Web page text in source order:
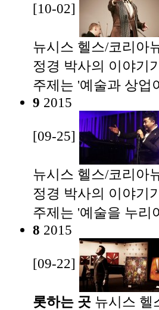
[10-02]
뉴시스 헬스/코리아
정경 박사의 이야기
주제는 '예술과 상
9 2015
[09-25]
뉴시스 헬스/코리아
정경 박사의 이야기
주제는 '예술을 누
8 2015
[09-22]
롯하는 곳 뉴시스 헬